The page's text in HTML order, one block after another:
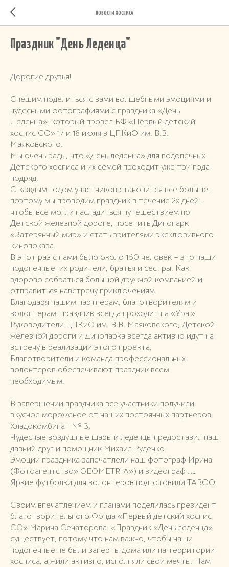
НОВОСТИ ХОСПИСА
Праздник "День Леденца"
Дорогие друзья!
Спешим поделиться с вами волшебными эмоциями и
чудесными фотографиями с праздника «День
Леденца», который провел БФ «Первый детский
хоспис СО» 17 и 18 июля в ЦПКиО им. В.В.
Маяковского.
Мы очень рады, что «День леденца» для подопечных
Детского хосписа и их семей проходит уже три года
подряд.
С каждым годом участников становится все больше,
поэтому мы проводим праздник в течение 2х дней -
чтобы все могли насладиться путешествием по
Детской железной дороге, посетить Динопарк
«Затерянный мир» и стать зрителями эксклюзивного
кинопоказа.
В этот раз с нами было около 160 человек – это наши
подопечные, их родители, братья и сестры. Как
здорово собраться большой дружной компанией и
отправиться навстречу приключениям.
Благодаря нашим партнерам, благотворителям и
волонтерам, праздник всегда проходит на «Ура!».
Руководители ЦПКиО им. В.В. Маяковского, Детской
железной дороги и Динопарка всегда активно идут на
встречу в реализации этого проекта,
Благотворители и команда профессиональных
волонтеров обеспечивают праздник всем
необходимым.
В завершении праздника все участники получили
вкусное мороженое от наших постоянных партнеров
Хладокомбинат № 3.
Чудесные воздушные шары и леденцы предоставил наш
давний друг и помощник Михаил Руденко.
Эмоции праздника запечатлели наш фотограф Ирина
(Фотоагентство» GEOMETRIA») и видеограф ……
Яркие футболки для волонтеров подготовили TABOO
Своим впечатлением и планами поделилась президент
благотворительного Фонда «Первый детский хоспис
СО» Марина Сенаторова: «Праздник «День леденца»
существует, потому что нам важно, чтобы наши
подопечные не были заперты дома или на территории
хосписа, а жили активно, исполняли свои мечты. Нам